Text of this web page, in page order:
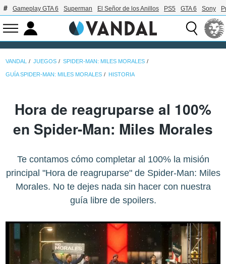
Gameplay GTA 6 Superman El Señor de los Anillos PS5 GTA 6 Sony
VANDAL JUEGOS SPIDER-MAN: MILES MORALES
GUÍA SPIDER-MAN: MILES MORALES HISTORIA
Hora de reagruparse al 100%
en Spider-Man: Miles Morales
Te contamos cómo completar al 100% la misión
principal "Hora de reagruparse" de Spider-Man: Miles
Morales. No te dejes nada sin hacer con nuestra
guía libre de spoilers.